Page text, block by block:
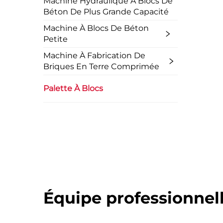
Béton De Plus Grande Capacité
Machine À Blocs De Béton
Petite
Machine À Fabrication De
Briques En Terre Comprimée
Palette À Blocs
Équipe